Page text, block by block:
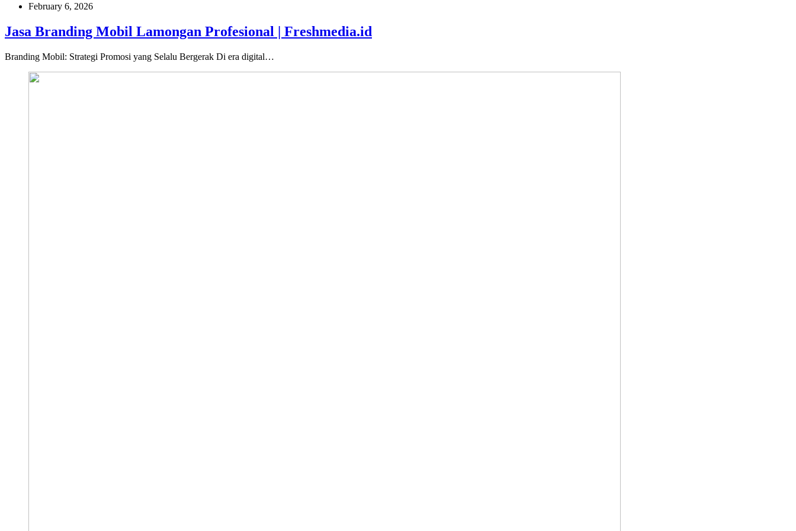
February 6, 2026
Jasa Branding Mobil Lamongan Profesional | Freshmedia.id
Branding Mobil: Strategi Promosi yang Selalu Bergerak Di era digital…